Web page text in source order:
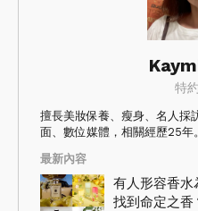
特
擅長美妝保養、瘦身、名人採
面、數位媒體，相關經歷25年。
最新內容
有人形容香水
找到命定之香